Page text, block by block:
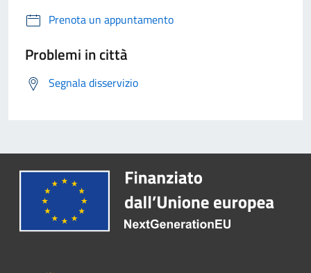
Prenota un appuntamento
Problemi in città
Segnala disservizio